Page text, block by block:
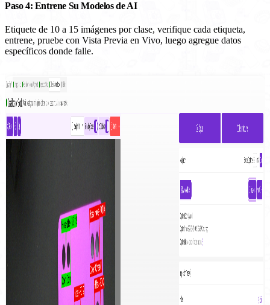
Paso 4: Entrene Su Modelos de AI
Etiquete de 10 a 15 imágenes por clase, verifique cada etiqueta,
entrene, pruebe con Vista Previa en Vivo, luego agregue datos
específicos donde falle.